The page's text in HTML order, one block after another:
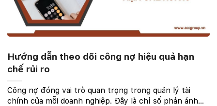
Hướng dẫn theo dõi công nợ hiệu quả hạn
chế rủi ro
Công nợ đóng vai trò quan trọng trong quản lý tài
chính của mỗi doanh nghiệp. Đây là chỉ số phản ánh